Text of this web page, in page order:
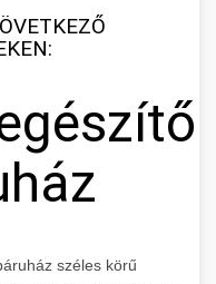
széles körű